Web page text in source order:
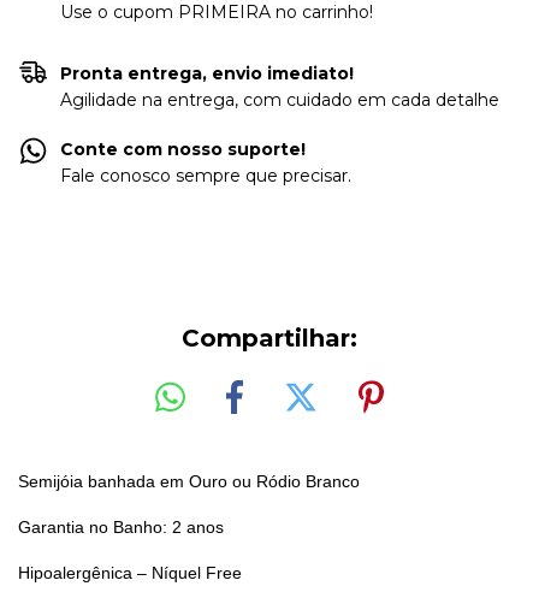
Use o cupom PRIMEIRA no carrinho!
Pronta entrega, envio imediato!
Agilidade na entrega, com cuidado em cada detalhe
Conte com nosso suporte!
Fale conosco sempre que precisar.
Compartilhar:
Semijóia banhada em Ouro ou Ródio Branco
Garantia no Banho: 2 anos
Hipoalergênica – Níquel Free